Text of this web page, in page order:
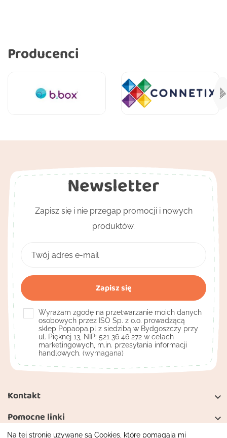
Producenci
Kontakt 
Pomocne linki 
Newsletter
Zapisz się i nie przegap promocji i nowych
produktów.
Wyrażam zgodę na przetwarzanie moich danych
osobowych przez ISO Sp. z o.o. prowadzącą
sklep Popaopa.pl z siedzibą w Bydgoszczy przy
ul. Pięknej 13, NIP: 521 36 46 272 w celach
marketingowych, m.in. przesyłania informacji
handlowych. (wymagana)
Na tej stronie używane są Cookies, które pomagają mi